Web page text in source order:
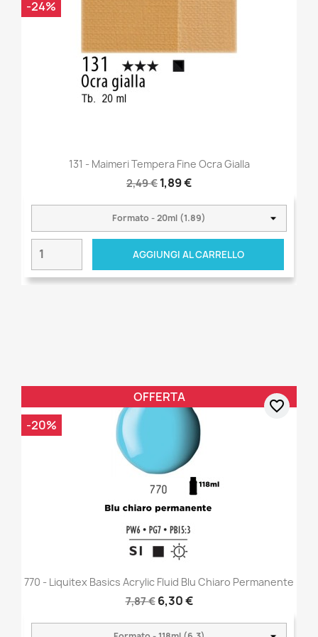
131 - Maimeri Tempera Fine Ocra Gialla
2,49 € 1,89 €
AGGIUNGI AL CARRELLO
-24%
770 - Liquitex Basics Acrylic Fluid Blu Chiaro Permanente
7,87 € 6,30 €
OFFERTA
-20%
favorite_border